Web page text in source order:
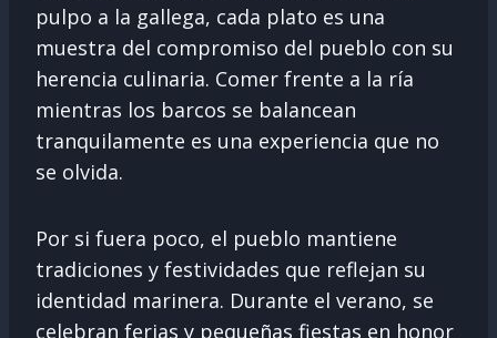
pulpo a la gallega, cada plato es una
muestra del compromiso del pueblo con su
herencia culinaria. Comer frente a la ría
mientras los barcos se balancean
tranquilamente es una experiencia que no
se olvida.
Por si fuera poco, el pueblo mantiene
tradiciones y festividades que reflejan su
identidad marinera. Durante el verano, se
celebran ferias y pequeñas fiestas en honor